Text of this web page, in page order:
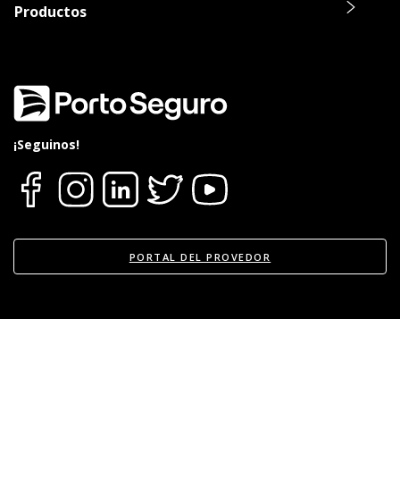
Productos
¡Seguinos!
PORTAL DEL PROVEDOR